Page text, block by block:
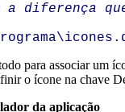
a diferença
para associar um
o ícone na chave
da aplicação